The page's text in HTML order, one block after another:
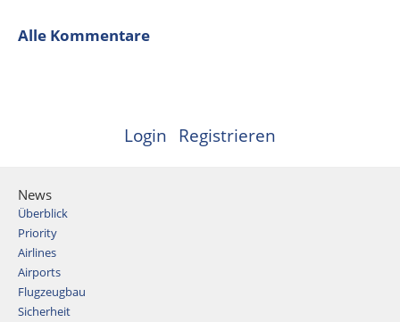
Alle Kommentare
Login Registrieren
News
Überblick
Priority
Airlines
Airports
Flugzeugbau
Sicherheit